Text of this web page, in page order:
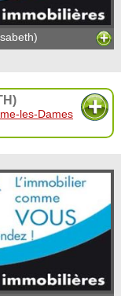
les-Dames